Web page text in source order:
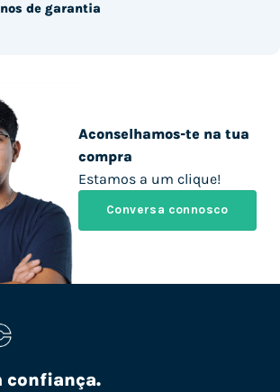
Aconselhamos-te na tua
compra
Estamos a um clique!
Conversa connosco
de garantia
confiança.